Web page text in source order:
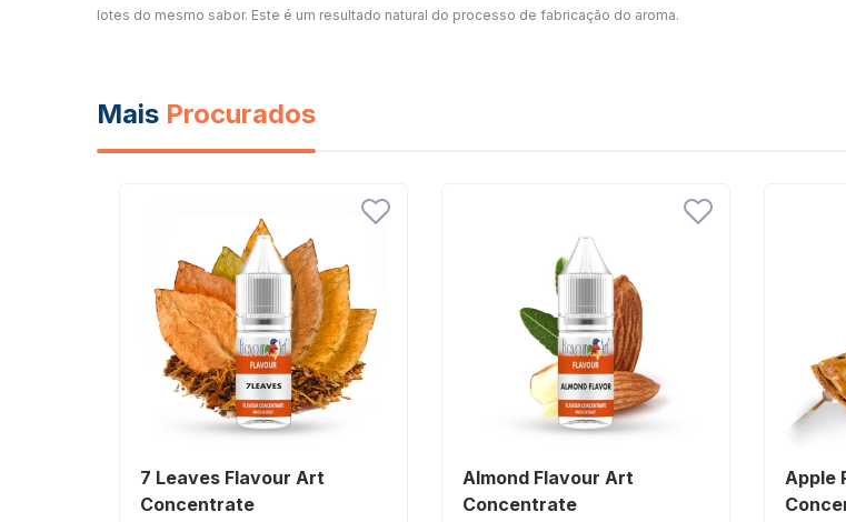
lotes do mesmo sabor. Este é um resultado natural do processo de fabricação do aroma.
Mais Procurados
7 Leaves Flavour Art
Concentrate
Almond Flavour Art
Concentrate
Apple